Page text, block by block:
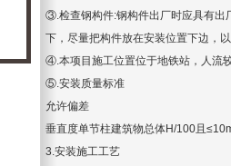
③.检查钢构件:钢构件出厂时应具有出
下，尽量把构件放在安装位置下边，
④.本项目施工位置位于地铁站，人流
⑤.安装质量标准
允许偏差
垂直度单节柱建筑物总体H/100且
3.安装施工工艺